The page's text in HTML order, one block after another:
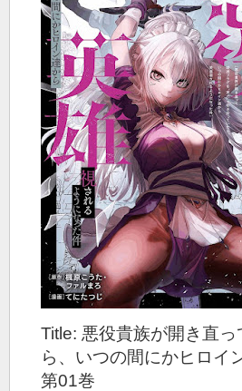
Title: 悪役貴族が開き直っ
ら、いつの間にかヒロイ
第01巻